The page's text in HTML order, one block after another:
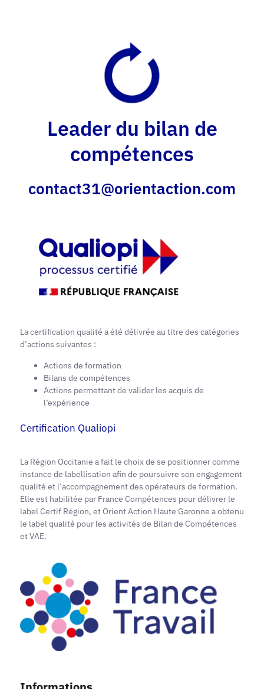
Leader du bilan de
compétences
contact31@orientaction.com
La certification qualité a été délivrée au titre des catégories
d’actions suivantes :
Actions de formation
Bilans de compétences
Actions permettant de valider les acquis de
l’expérience
Certification Qualiopi
La Région Occitanie a fait le choix de se positionner comme
instance de labellisation afin de poursuivre son engagement
qualité et l’accompagnement des opérateurs de formation.
Elle est habilitée par France Compétences pour délivrer le
label Certif Région, et Orient Action Haute Garonne a obtenu
le label qualité pour les activités de Bilan de Compétences
et VAE.